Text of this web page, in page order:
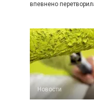
впевнено
Новости